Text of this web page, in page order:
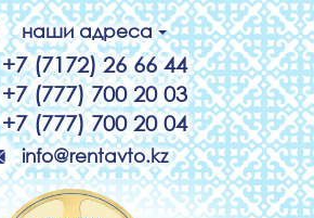
наши адреса
+7 (7172) 26 66 44
+7 (777) 700 20 03
+7 (777) 700 20 04
info@rentavto.kz